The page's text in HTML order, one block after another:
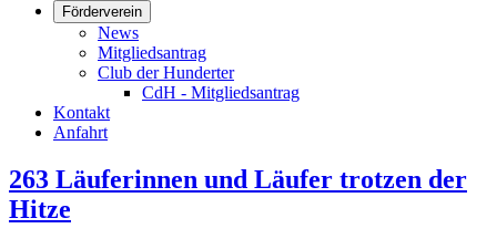
Förderverein
News
Mitgliedsantrag
Club der Hunderter
CdH - Mitgliedsantrag
Kontakt
Anfahrt
263 Läuferinnen und Läufer trotzen der
Hitze